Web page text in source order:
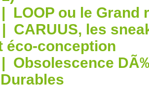
| LOOP ou le Grand
| CARUUS, les
éco-conception
| Obsolescence